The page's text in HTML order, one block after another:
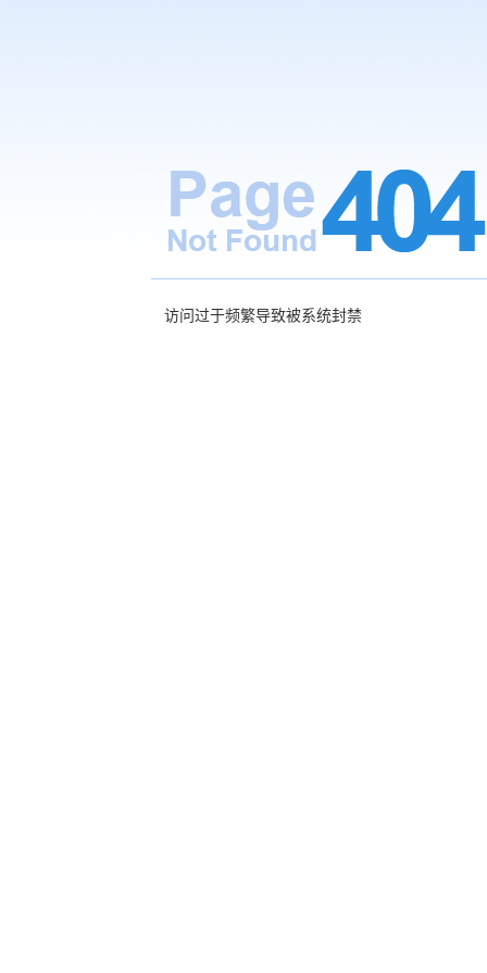
访问过于频繁导致被系统封禁